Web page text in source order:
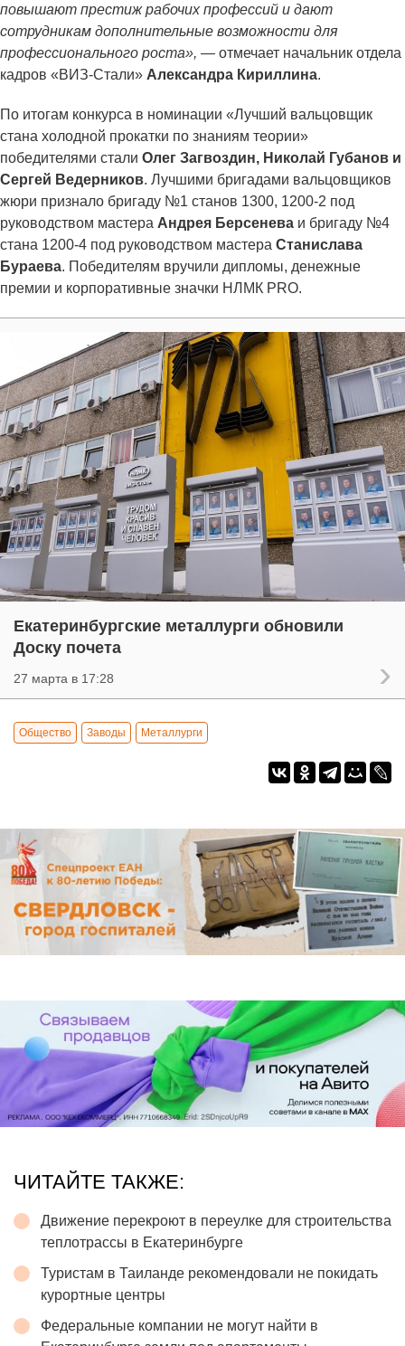
повышают престиж рабочих профессий и дают
сотрудникам дополнительные возможности для
профессионального роста», — отмечает начальник отдела
кадров «ВИЗ-Стали» Александра Кириллина.
По итогам конкурса в номинации «Лучший вальцовщик
стана холодной прокатки по знаниям теории»
победителями стали Олег Загвоздин, Николай Губанов и
Сергей Ведерников. Лучшими бригадами вальцовщиков
жюри признало бригаду №1 станов 1300, 1200-2 под
руководством мастера Андрея Берсенева и бригаду №4
стана 1200-4 под руководством мастера Станислава
Бураева. Победителям вручили дипломы, денежные
премии и корпоративные значки НЛМК PRO.
Екатеринбургские металлурги обновили
Доску почета
27 марта в 17:28
Общество Заводы Металлурги
ЧИТАЙТЕ ТАКЖЕ:
Движение перекроют в переулке для строительства
теплотрассы в Екатеринбурге
Туристам в Таиланде рекомендовали не покидать
курортные центры
Федеральные компании не могут найти в